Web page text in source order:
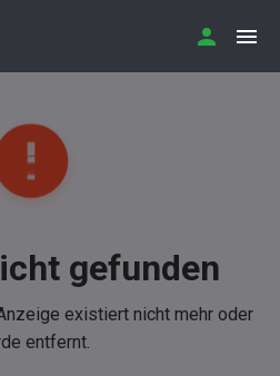
gefunden
existiert nicht mehr oder
entfernt.